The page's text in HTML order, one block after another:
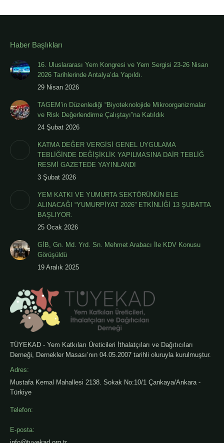
Haber Başlıkları
16. Uluslararası Yem Kongresi ve Yem Sergisi 23-26 Nisan
2026 Tarihlerinde Antalya’da Yapıldı.
29 Nisan 2026
TAGEM’in Düzenlediği “Biyoteknolojide Mikroorganizmalar
ve Risk Değerlendirme Çalıştayı”na Katıldık
24 Şubat 2026
KATMA DEĞER VERGİSİ GENEL UYGULAMA
TEBLİĞİNDE DEĞİŞİKLİK YAPILMASINA DAİR TEBLİĞ
RESMİ GAZETEDE YAYINLANDI
3 Şubat 2026
YEM KATKI VE YUMURTA SEKTÖRÜNÜN ELE
ALINACAĞI “YUMURPİYAT 2026” ETKİNLİĞİ 13 ŞUBATTA
BAŞLIYOR.
25 Ocak 2026
GİB, Gn. Md. Yrd. Sn. Mehmet Arabacı İle KDV Konusu
Görüşüldü
19 Aralık 2025
TÜYEKAD - Yem Katkıları Üreticileri İthalatçıları ve Dağıtıcıları
Derneği, Dernekler Masası’nın 04.05.2007 tarihli oluruyla kurulmuştur.
Adres:
Mustafa Kemal Mahallesi 2138. Sokak No:10/1 Çankaya/Ankara -
Türkiye
Telefon:
E-posta: